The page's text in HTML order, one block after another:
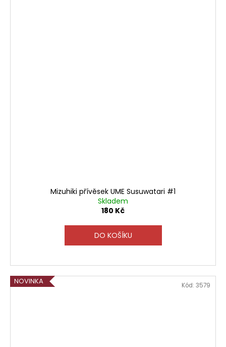
Mizuhiki přívěsek UME Susuwatari #1
Skladem
180 Kč
DO KOŠÍKU
NOVINKA Kód: 3579